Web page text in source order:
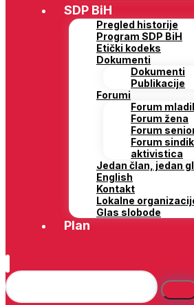
SDP BiH
Pregled historije
Program SDP BiH
Etički kodeks
Dokumenti
Dokumenti
Publikacije
Forumi
Forum
Forum žena
Forum
Forum
aktivistica
Jedan član, jedan
English
Kontakt
Lokalne
Glas slobode
Plan